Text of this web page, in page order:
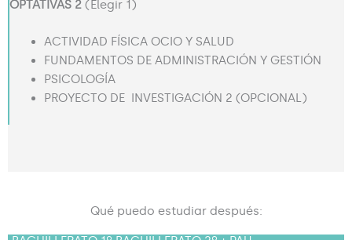
OPTATIVAS 2 (Elegir 1)
ACTIVIDAD FÍSICA OCIO Y SALUD
FUNDAMENTOS DE ADMINISTRACIÓN Y GESTIÓN
PSICOLOGÍA
PROYECTO DE INVESTIGACIÓN 2 (OPCIONAL)
Qué puedo estudiar después: